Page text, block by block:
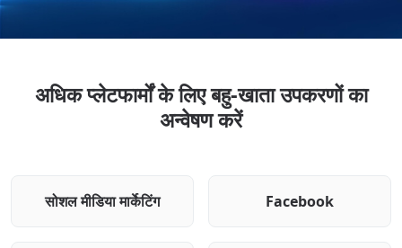
अधिक प्लेटफार्मों के लिए बहु-खाता उपकरणों का
अन्वेषण करें
सोशल मीडिया मार्केटिंग Facebook